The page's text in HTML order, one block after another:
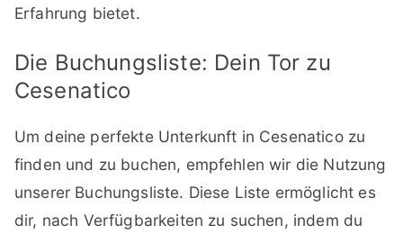
Erfahrung bietet.
Die Buchungsliste: Dein Tor zu
Cesenatico
Um deine perfekte Unterkunft in Cesenatico zu
finden und zu buchen, empfehlen wir die Nutzung
unserer Buchungsliste. Diese Liste ermöglicht es
dir, nach Verfügbarkeiten zu suchen, indem du